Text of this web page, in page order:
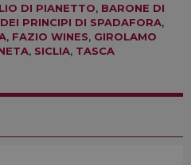
DI PIANETTO, BARONE DI
DEI PRINCIPI DI SPADAFORA,
, FAZIO WINES, GIROLAMO
, SICLIA, TASCA